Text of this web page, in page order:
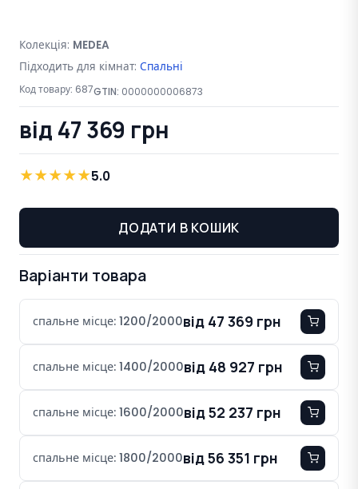
Колекція: MEDEA
Підходить для кімнат: Спальні
Код товару: 687GTIN: 0000000006873
від 47 369 грн
★★★★★5.0
ДОДАТИ В КОШИК
Варіанти товара
спальне місце: 1200/2000від 47 369 грн
спальне місце: 1400/2000від 48 927 грн
спальне місце: 1600/2000від 52 237 грн
спальне місце: 1800/2000від 56 351 грн